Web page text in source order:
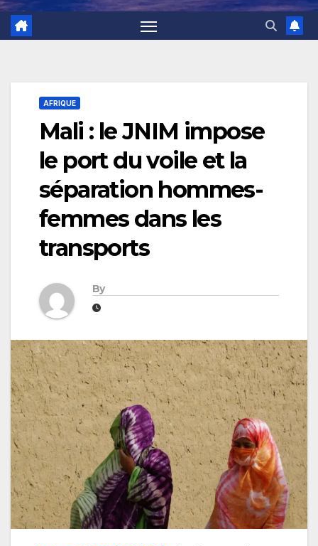
AFRIQUE
Mali : le JNIM impose
le port du voile et la
séparation hommes-
femmes dans les
transports
By